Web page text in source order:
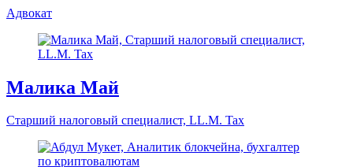
Эльмар Крюсманн
Адвокат
Адвокат